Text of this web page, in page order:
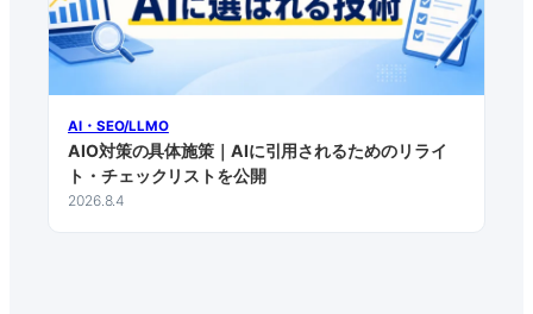
AI・SEO/LLMO
AIO対策の具体施策｜AIに引用されるためのリライ
ト・チェックリストを公開
2026.8.4